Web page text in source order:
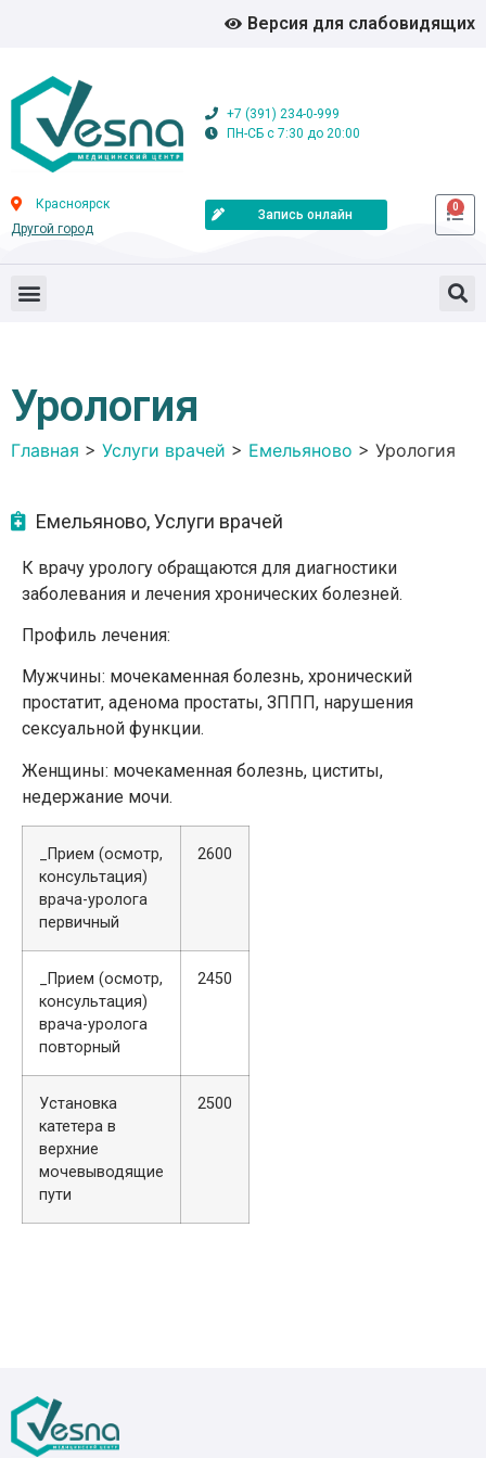
Версия для слабовидящих
+7 (391) 234-0-999
ПН-СБ с 7:30 до 20:00
Красноярск
Другой город
Запись онлайн
0
Урология
Главная > Услуги врачей > Емельяново > Урология
Емельяново,Услуги врачей
К врачу урологу обращаются для диагностики
заболевания и лечения хронических болезней.
Профиль лечения:
Мужчины: мочекаменная болезнь, хронический
простатит, аденома простаты, ЗППП, нарушения
сексуальной функции.
Женщины: мочекаменная болезнь, циститы,
недержание мочи.
_Прием (осмотр,
консультация)
врача-уролога
первичный
2600
_Прием (осмотр,
консультация)
врача-уролога
повторный
2450
Установка
катетера в
верхние
мочевыводящие
пути
2500